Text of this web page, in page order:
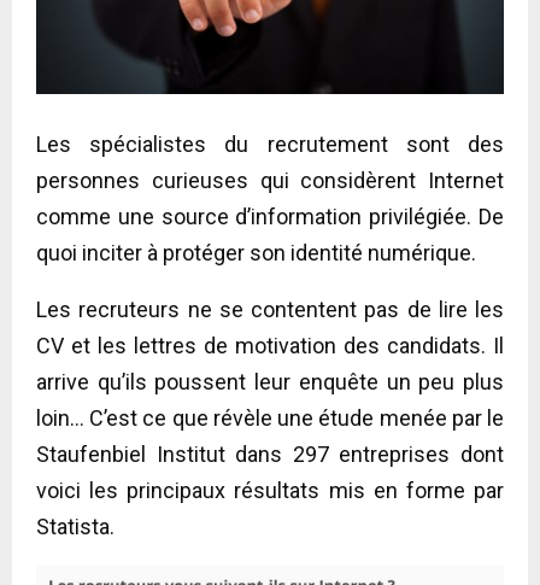
Les spécialistes du recrutement sont des
personnes curieuses qui considèrent Internet
comme une source d’information privilégiée. De
quoi inciter à protéger son identité numérique.
Les recruteurs ne se contentent pas de lire les
CV et les lettres de motivation des candidats. Il
arrive qu’ils poussent leur enquête un peu plus
loin… C’est ce que révèle une étude menée par le
Staufenbiel Institut dans 297 entreprises dont
voici les principaux résultats mis en forme par
Statista.